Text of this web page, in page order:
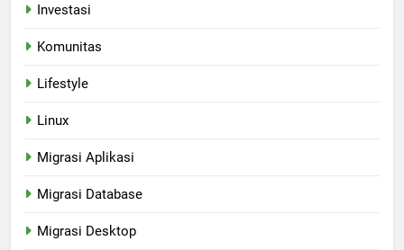
Investasi
Komunitas
Lifestyle
Linux
Migrasi Aplikasi
Migrasi Database
Migrasi Desktop